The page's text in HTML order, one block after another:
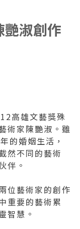
賢
贈展
淑創作
高雄文藝獎殊
術家陳艷淑。雖
的婚姻生活，
然不同的藝術
伴。
位藝術家的創作
重要的藝術累
智慧。